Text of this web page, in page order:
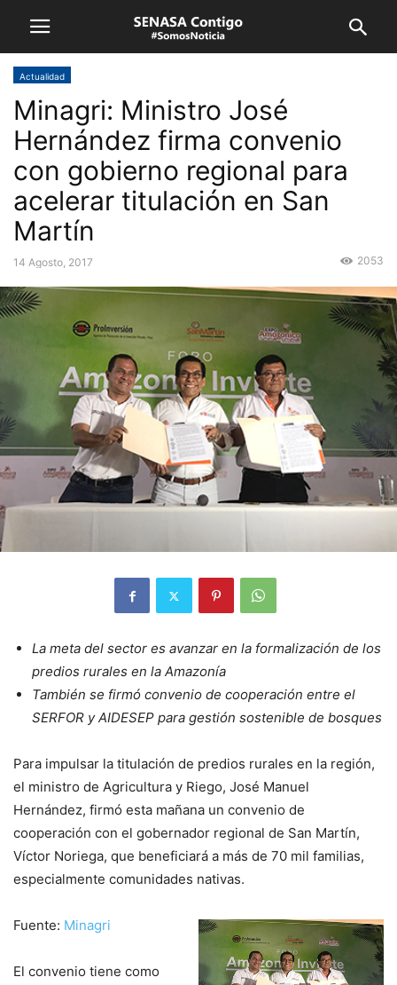
Actualidad
Minagri: Ministro José
Hernández firma convenio
con gobierno regional para
acelerar titulación en San
Martín
14 Agosto, 2017 2053
La meta del sector es avanzar en la formalización de los
predios rurales en la Amazonía
También se firmó convenio de cooperación entre el
SERFOR y AIDESEP para gestión sostenible de bosques
Para impulsar la titulación de predios rurales en la región,
el ministro de Agricultura y Riego, José Manuel
Hernández, firmó esta mañana un convenio de
cooperación con el gobernador regional de San Martín,
Víctor Noriega, que beneficiará a más de 70 mil familias,
especialmente comunidades nativas.
Fuente: Minagri
El convenio tiene como